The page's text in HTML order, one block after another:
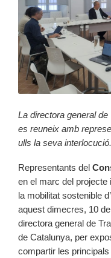
La directora general
es reuneix amb
ulls la seva interlocució.
Representants del
en el marc del projecte
la mobilitat sostenible
aquest dimecres, 10
directora general de
de Catalunya, per
compartir les